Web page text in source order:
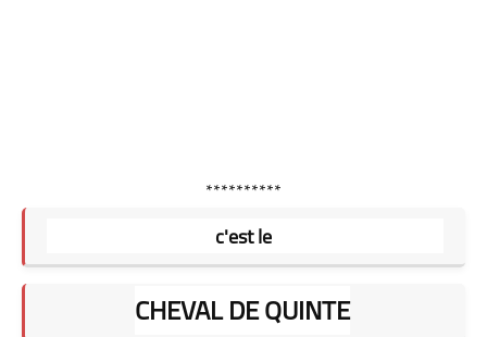
**********
c'est le
CHEVAL DE QUINTE